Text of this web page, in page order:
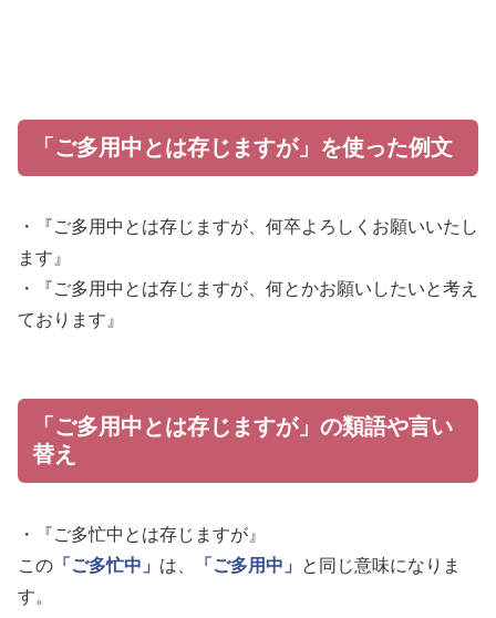
「ご多用中とは存じますが」を使った例文
・『ご多用中とは存じますが、何卒よろしくお願いいたし
ます』
・『ご多用中とは存じますが、何とかお願いしたいと考え
ております』
「ご多用中とは存じますが」の類語や言い
替え
・『ご多忙中とは存じますが』
この 「ご多忙中」 は、 「ご多用中」
と同じ意味になりま
す。